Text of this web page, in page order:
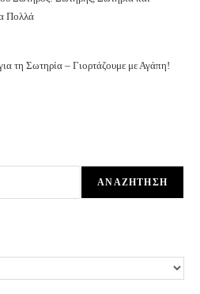
Πολλά
τη Σωτηρία – Γιορτάζουμε με Αγάπη!
ΑΝΑΖΉΤΗΣΗ